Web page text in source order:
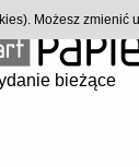
bieżące
Możesz